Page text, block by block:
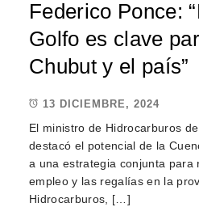
Federico Ponce:
Golfo es clave
Chubut y el país”
13 DICIEMBRE, 2024
El ministro de Hidrocarburos
destacó el potencial de la
a una estrategia conjunta para
empleo y las regalías en la
Hidrocarburos, […]